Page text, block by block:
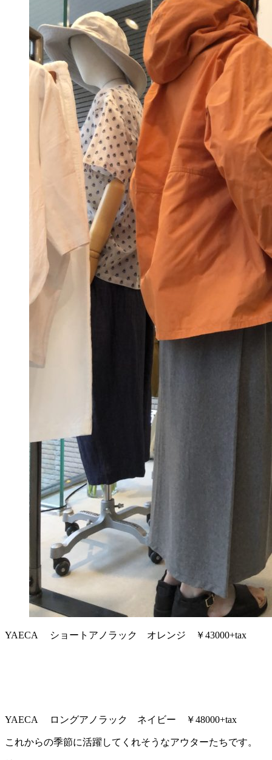
YAECA ショートアノラック オレンジ ￥43000+tax
YAECA ロングアノラック ネイビー ￥48000+tax
これからの季節に活躍してくれそうなアウターたちです。